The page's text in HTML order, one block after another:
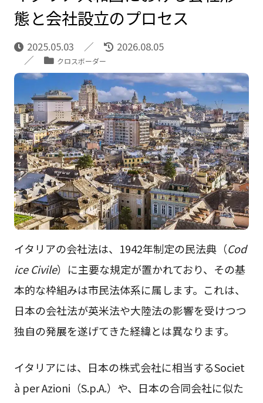
態と会社設立のプロセス
2025.05.03 2026.08.05
クロスボーダー
イタリアの会社法は、1942年制定の民法典（Cod
ice Civile）に主要な規定が置かれており、その基
本的な枠組みは市民法体系に属します。これは、
日本の会社法が英米法や大陸法の影響を受けつつ
独自の発展を遂げてきた経緯とは異なります。
イタリアには、日本の株式会社に相当するSociet
à per Azioni（S.p.A.）や、日本の合同会社に似た